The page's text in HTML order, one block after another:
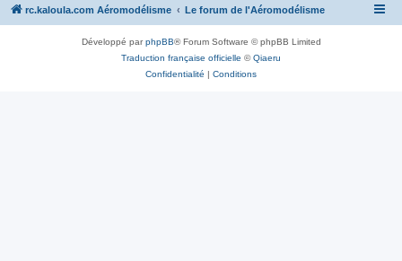
rc.kaloula.com Aéromodélisme Le forum de l'Aéromodélisme
Développé parphpBB® Forum Software © phpBB Limited
Traduction française officielle ©Qiaeru
Confidentialité | Conditions